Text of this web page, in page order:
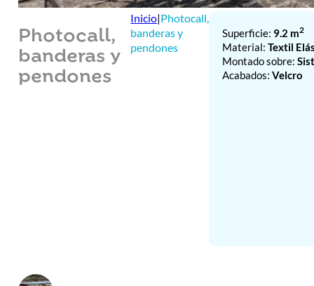
Photocall,
banderas y
pendones
Inicio|Photocall,
banderas y
pendones
Superficie: 9.2 m2
Material: Textil
Montado sobre:
Acabados: Velcro